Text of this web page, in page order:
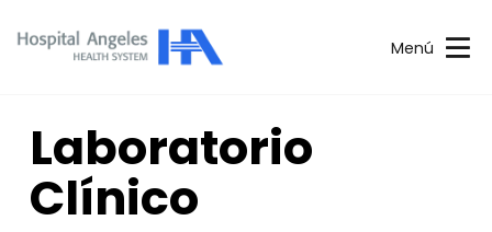
Menú
Laboratorio
Clínico